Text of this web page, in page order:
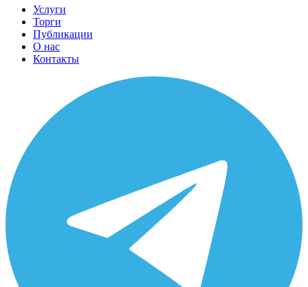
Услуги
Торги
Публикации
О нас
Контакты